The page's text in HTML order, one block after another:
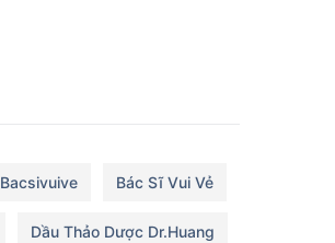
Bacsivuive Bác Sĩ Vui Vẻ
Dầu Thảo Dược Dr.huang